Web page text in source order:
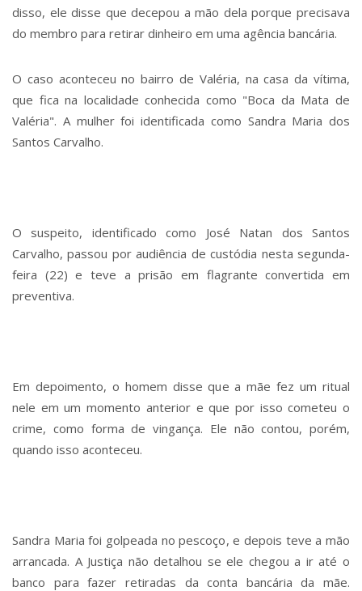
disso, ele disse que decepou a mão dela porque precisava
do membro para retirar dinheiro em uma agência bancária.
O caso aconteceu no bairro de Valéria, na casa da vítima,
que fica na localidade conhecida como "Boca da Mata de
Valéria". A mulher foi identificada como Sandra Maria dos
Santos Carvalho.
O suspeito, identificado como José Natan dos Santos
Carvalho, passou por audiência de custódia nesta segunda-
feira (22) e teve a prisão em flagrante convertida em
preventiva.
Em depoimento, o homem disse que a mãe fez um ritual
nele em um momento anterior e que por isso cometeu o
crime, como forma de vingança. Ele não contou, porém,
quando isso aconteceu.
Sandra Maria foi golpeada no pescoço, e depois teve a mão
arrancada. A Justiça não detalhou se ele chegou a ir até o
banco para fazer retiradas da conta bancária da mãe.